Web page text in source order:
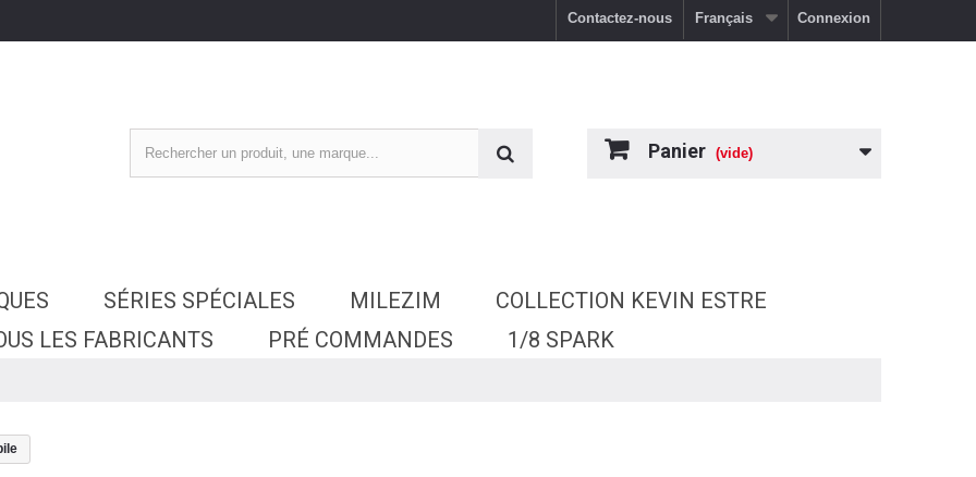
Connexion
Français
Contactez-nous
Panier (vide)
SÉRIES SPÉCIALES MILEZIM
COLLECTION KEVIN ESTRE
LES FABRICANTS
PRÉ COMMANDES 1/8 SPARK